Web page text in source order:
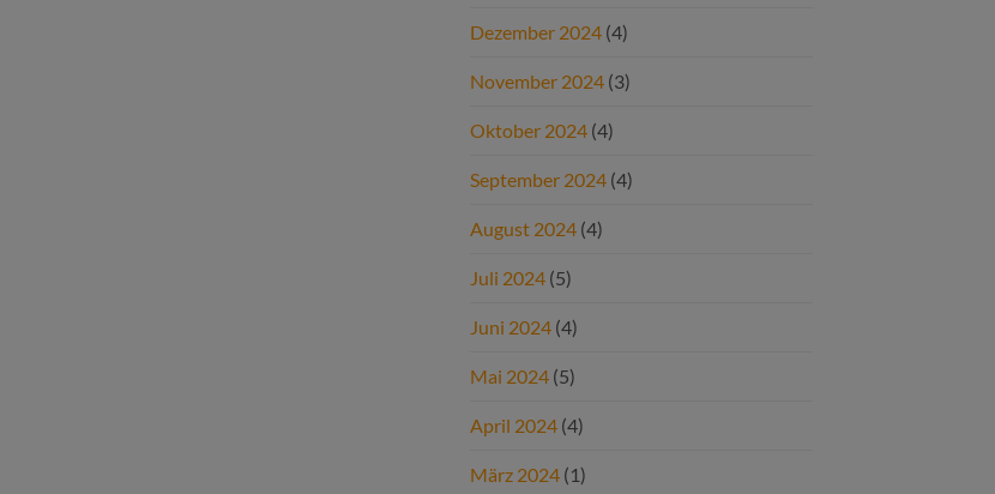
Dezember 2024 (4)
November 2024 (3)
Oktober 2024 (4)
September 2024 (4)
August 2024 (4)
Juli 2024 (5)
Juni 2024 (4)
Mai 2024 (5)
April 2024 (4)
März 2024 (1)